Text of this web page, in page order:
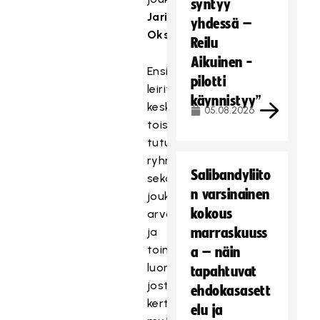
Jari
Oksanen.
Ensimmäinen
leiritapaaminen
keskittyy
toisiin
tutustumiseen,
ryhmäytymiseen
sekä
joukkueen
arvojen
ja
toimintatapojen
luomiseen,
josta
kertoo
syntyy
yhdessä –
Reilu
Aikuinen -
pilotti
käynnistyy”
05.08.2026
Salibandyliito
n varsinainen
kokous
marraskuuss
a – näin
tapahtuvat
ehdokasasett
elu ja